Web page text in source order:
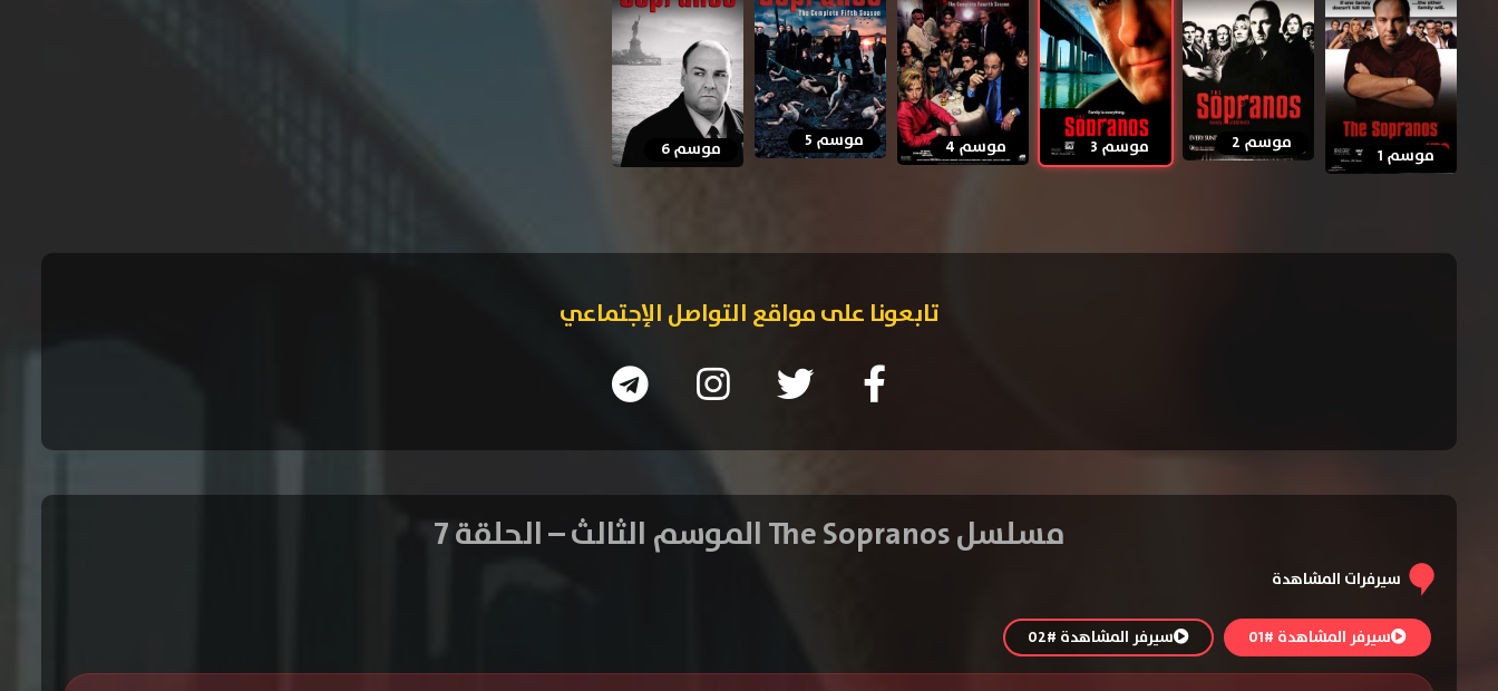
موسم 1
موسم 2 موسم 3 موسم 4 موسم 5 موسم 6
تابعونا على مواقع التواصل الإجتماعي
مسلسل The Sopranos الموسم الثالث – الحلقة 7
سيرفرات المشاهدة
سيرفر المشاهدة #01 سيرفر المشاهدة #02